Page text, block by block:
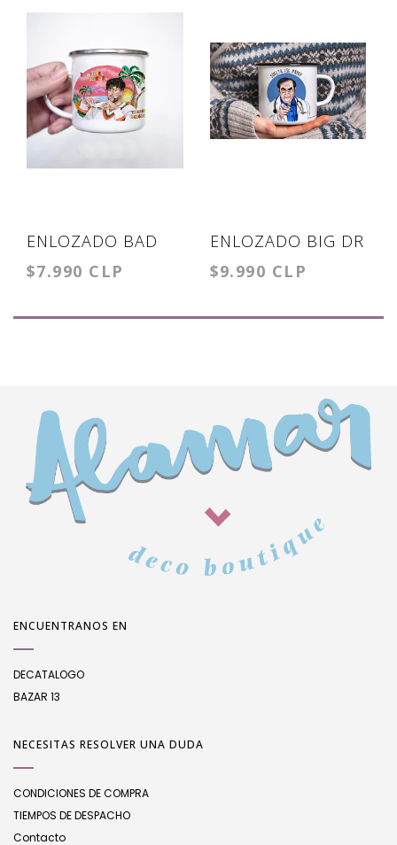
ENLOZADO BAD
BUNNY
$7.990 CLP
ENLOZADO BIG DR
NOW
$9.990 CLP
ENCUENTRANOS EN
DECATALOGO
BAZAR 13
NECESITAS RESOLVER UNA DUDA
CONDICIONES DE COMPRA
TIEMPOS DE DESPACHO
Contacto